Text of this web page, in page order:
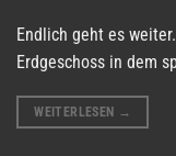
Endlich geht es
Erdgeschoss in dem
WEITERLESEN →